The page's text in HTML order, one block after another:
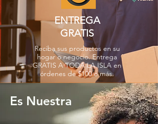
ENTREGA
GRATIS
Reciba sus productos en su
hogar o negocio. Entrega
GRATIS A TODA LA ISLA en
órdenes de $100 o más.
Es Nuestra